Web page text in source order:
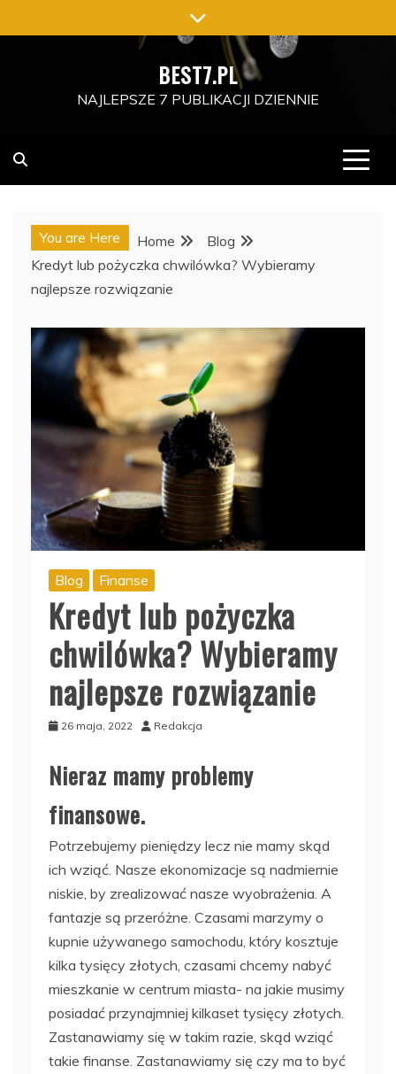
to
BEST7.PL
NAJLEPSZE 7 PUBLIKACJI DZIENNIE
You are Here Home
Blog
Kredyt lub pożyczka chwilówka? Wybieramy
najlepsze rozwiązanie
Blog Finanse
Kredyt lub pożyczka
chwilówka? Wybieramy
najlepsze rozwiązanie
26 maja, 2022 Redakcja
Nieraz mamy problemy
finansowe.
Potrzebujemy pieniędzy lecz nie mamy skąd
ich wziąć. Nasze ekonomizacje są nadmiernie
niskie, by zrealizować nasze wyobrażenia. A
fantazje są przeróżne. Czasami marzymy o
kupnie używanego samochodu, który kosztuje
kilka tysięcy złotych, czasami chcemy nabyć
mieszkanie w centrum miasta- na jakie musimy
posiadać przynajmniej kilkaset tysięcy złotych.
Zastanawiamy się w takim razie, skąd wziąć
takie finanse. Zastanawiamy się czy ma to być